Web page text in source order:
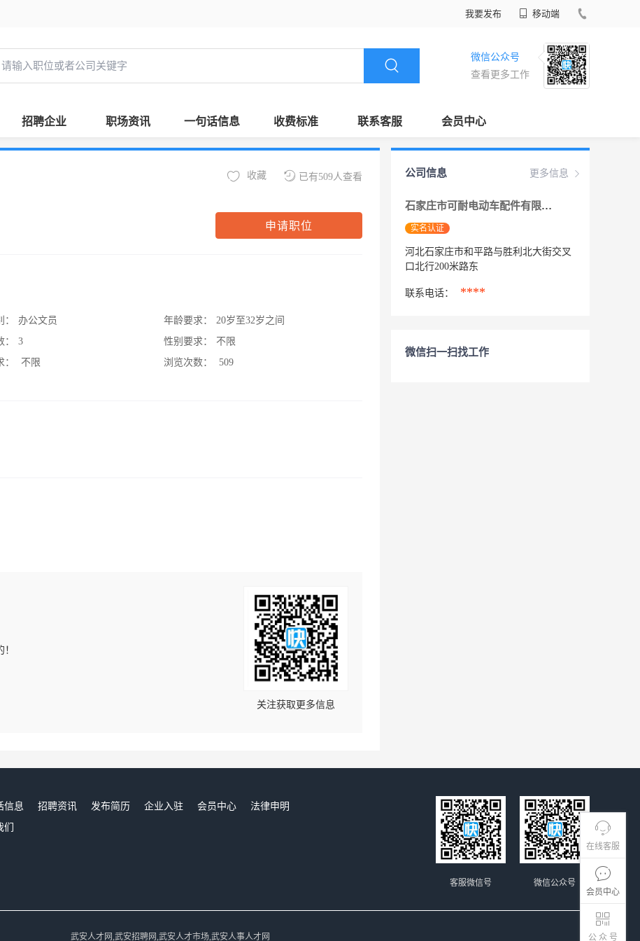
我要发布 移动端
微信公众号
查看更多工作
招聘企业 职场资讯 一句话信息 收费标准 联系客服 会员中心
在线客服
会员中心
公 众 号
已有509人查看
收藏
申请职位
办公文员
3
不限
年龄要求：
20岁至32岁之间
性别要求：
不限
浏览次数：
509
关注获取更多信息
更多信息
公司信息
石家庄市可耐电动车配件有限公司
实名认证
河北石家庄市和平路与胜利北大街交叉
口北行200米路东
联系电话： ****
微信扫一扫找工作
信息 招聘资讯 发布简历 企业入驻 会员中心
法律申明
微信公众号
客服微信号
武安人才网,武安招聘网,武安人才市场,武安人事人才网